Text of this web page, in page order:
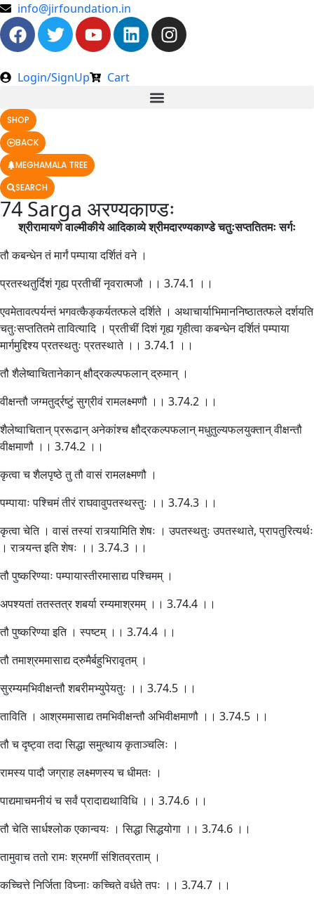
info@jirfoundation.in
Login/SignUp Cart
SHOP
BACK
MEGHAMALA TREE
SEARCH
74 Sarga अरण्यकाण्डः
श्रीरामायणे वाल्मीकीये आदिकाव्ये श्रीमदारण्यकाण्डे चतुःसप्ततितमः सर्गः
तौ कबन्धेन तं मार्गं पम्पाया दर्शितं वने ।
प्रतस्थतुर्दिशं गृह्य प्रतीचीं नृवरात्मजौ ।। 3.74.1 ।।
एवमेतावत्पर्यन्तं भगवत्कैङ्कर्यतत्फले दर्शिते । अथाचार्याभिमाननिष्ठातत्फले दर्शयति
चतुःसप्ततितमे तावित्यादि । प्रतीचीं दिशं गृह्य गृहीत्वा कबन्धेन दर्शितं पम्पाया
मार्गमुद्दिश्य प्रतस्थतुः प्रतस्थाते ।। 3.74.1 ।।
तौ शैलेष्वाचितानेकान् क्षौद्रकल्पफलान् द्रुमान् ।
वीक्षन्तौ जग्मतुर्द्रष्टुं सुग्रीवं रामलक्ष्मणौ ।। 3.74.2 ।।
शैलेष्वाचितान् प्ररूढान् अनेकांश्च क्षौद्रकल्पफलान् मधुतुल्यफलयुक्तान् वीक्षन्तौ
वीक्षमाणौ ।। 3.74.2 ।।
कृत्वा च शैलपृष्ठे तु तौ वासं रामलक्ष्मणौ ।
पम्पायाः पश्चिमं तीरं राघवावुपतस्थस्तुः ।। 3.74.3 ।।
कृत्वा चेति । वासं तस्यां रात्र्यामिति शेषः । उपतस्थतुः उपतस्थाते, प्रापतुरित्यर्थः
। रात्र्यन्त इति शेषः ।। 3.74.3 ।।
तौ पुष्करिण्याः पम्पायास्तीरमासाद्य पश्चिमम् ।
अपश्यतां ततस्तत्र शबर्या रम्यमाश्रमम् ।। 3.74.4 ।।
तौ पुष्करिण्या इति । स्पष्टम् ।। 3.74.4 ।।
तौ तमाश्रममासाद्य द्रुमैर्बहुभिरावृतम् ।
सुरम्यमभिवीक्षन्तौ शबरीमभ्युपेयतुः ।। 3.74.5 ।।
ताविति । आश्रममासाद्य तमभिवीक्षन्तौ अभिवीक्षमाणौ ।। 3.74.5 ।।
तौ च दृष्ट्वा तदा सिद्धा समुत्थाय कृताञ्चलिः ।
रामस्य पादौ जग्राह लक्ष्मणस्य च धीमतः ।
पाद्यमाचमनीयं च सर्वं प्रादाद्यथाविधि ।। 3.74.6 ।।
तौ चेति सार्धश्लोक एकान्वयः । सिद्धा सिद्धयोगा ।। 3.74.6 ।।
तामुवाच ततो रामः श्रमणीं संशितव्रताम् ।
कच्चित्ते निर्जिता विघ्नाः कच्चिते वर्धते तपः ।। 3.74.7 ।।